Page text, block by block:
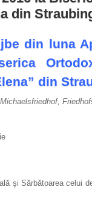
din
din luna
din
şi Sărbătoarea celui